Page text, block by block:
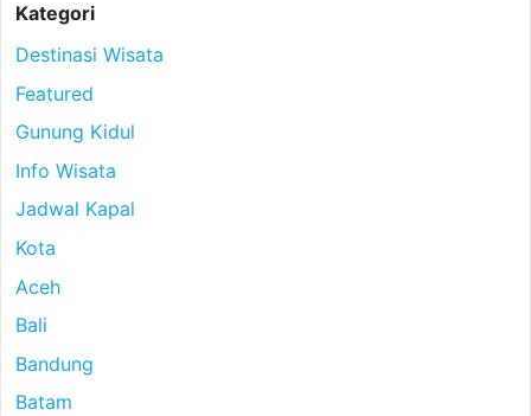
Kategori
Destinasi Wisata
Featured
Gunung Kidul
Info Wisata
Jadwal Kapal
Kota
Aceh
Bali
Bandung
Batam